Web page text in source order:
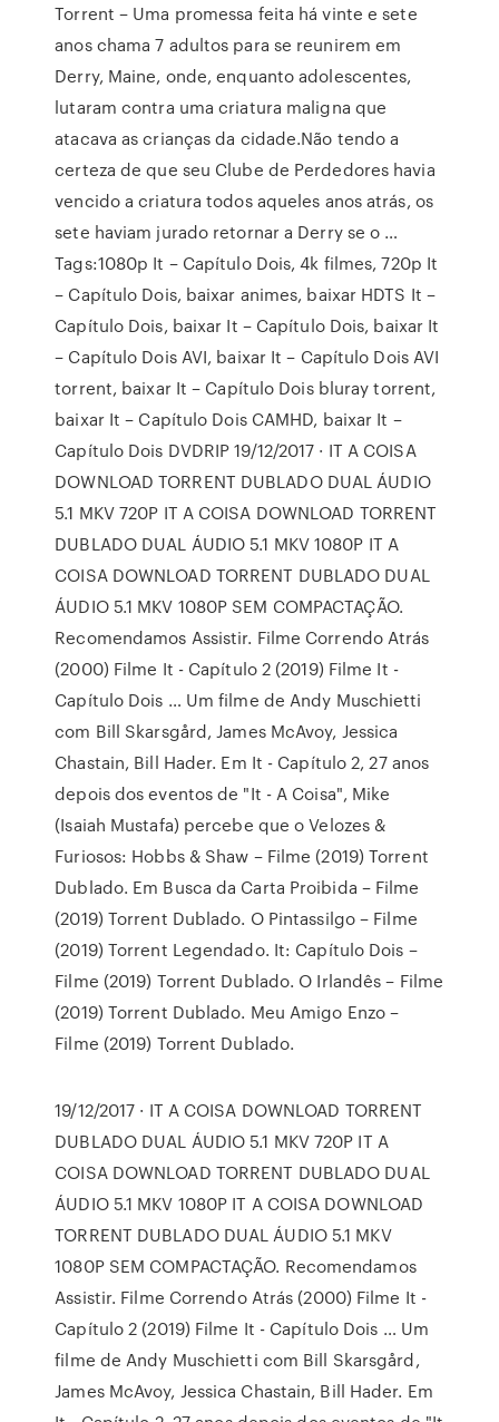
Torrent – Uma promessa feita há vinte e sete
anos chama 7 adultos para se reunirem em
Derry, Maine, onde, enquanto adolescentes,
lutaram contra uma criatura maligna que
atacava as crianças da cidade.Não tendo a
certeza de que seu Clube de Perdedores havia
vencido a criatura todos aqueles anos atrás, os
sete haviam jurado retornar a Derry se o …
Tags:1080p It – Capítulo Dois, 4k filmes, 720p It
– Capítulo Dois, baixar animes, baixar HDTS It –
Capítulo Dois, baixar It – Capítulo Dois, baixar It
– Capítulo Dois AVI, baixar It – Capítulo Dois AVI
torrent, baixar It – Capítulo Dois bluray torrent,
baixar It – Capítulo Dois CAMHD, baixar It –
Capítulo Dois DVDRIP 19/12/2017 · IT A COISA
DOWNLOAD TORRENT DUBLADO DUAL ÁUDIO
5.1 MKV 720P IT A COISA DOWNLOAD TORRENT
DUBLADO DUAL ÁUDIO 5.1 MKV 1080P IT A
COISA DOWNLOAD TORRENT DUBLADO DUAL
ÁUDIO 5.1 MKV 1080P SEM COMPACTAÇÃO.
Recomendamos Assistir. Filme Correndo Atrás
(2000) Filme It - Capítulo 2 (2019) Filme It -
Capítulo Dois … Um filme de Andy Muschietti
com Bill Skarsgård, James McAvoy, Jessica
Chastain, Bill Hader. Em It - Capítulo 2, 27 anos
depois dos eventos de "It - A Coisa", Mike
(Isaiah Mustafa) percebe que o Velozes &
Furiosos: Hobbs & Shaw – Filme (2019) Torrent
Dublado. Em Busca da Carta Proibida – Filme
(2019) Torrent Dublado. O Pintassilgo – Filme
(2019) Torrent Legendado. It: Capítulo Dois –
Filme (2019) Torrent Dublado. O Irlandês – Filme
(2019) Torrent Dublado. Meu Amigo Enzo –
Filme (2019) Torrent Dublado.
19/12/2017 · IT A COISA DOWNLOAD TORRENT
DUBLADO DUAL ÁUDIO 5.1 MKV 720P IT A
COISA DOWNLOAD TORRENT DUBLADO DUAL
ÁUDIO 5.1 MKV 1080P IT A COISA DOWNLOAD
TORRENT DUBLADO DUAL ÁUDIO 5.1 MKV
1080P SEM COMPACTAÇÃO. Recomendamos
Assistir. Filme Correndo Atrás (2000) Filme It -
Capítulo 2 (2019) Filme It - Capítulo Dois … Um
filme de Andy Muschietti com Bill Skarsgård,
James McAvoy, Jessica Chastain, Bill Hader. Em